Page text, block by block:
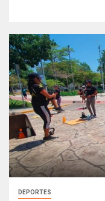
DEPORTES